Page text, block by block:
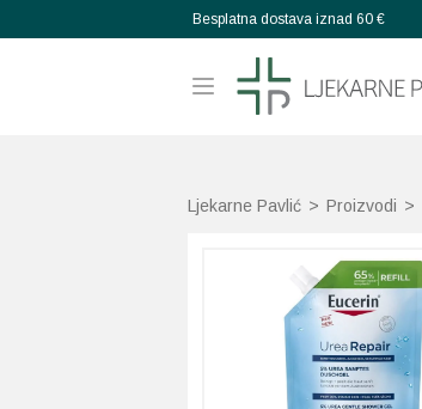
Besplatna dostava iznad 60 €
Ljekarne Pavlić > Proizvodi >